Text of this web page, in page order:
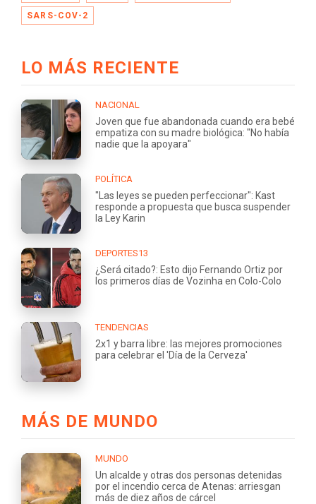
SARS-COV-2
LO MÁS RECIENTE
NACIONAL
Joven que fue abandonada cuando era bebé
empatiza con su madre biológica: "No había
nadie que la apoyara"
POLÍTICA
"Las leyes se pueden perfeccionar": Kast
responde a propuesta que busca suspender
la Ley Karin
DEPORTES13
¿Será citado?: Esto dijo Fernando Ortiz por
los primeros días de Vozinha en Colo-Colo
TENDENCIAS
2x1 y barra libre: las mejores promociones
para celebrar el 'Día de la Cerveza'
MÁS DE MUNDO
MUNDO
Un alcalde y otras dos personas detenidas
por el incendio cerca de Atenas: arriesgan
más de diez años de cárcel